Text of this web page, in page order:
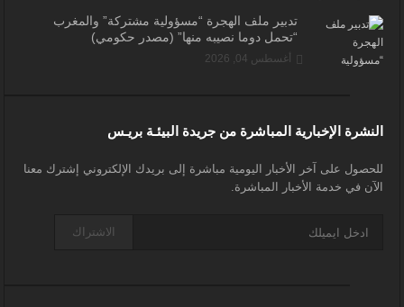
تدبير ملف الهجرة “مسؤولية مشتركة” والمغرب
“تحمل دوما نصيبه منها” (مصدر حكومي)
أغسطس 04, 2026
النشرة الإخبارية المباشرة من جريدة البيئـة بريـس
للحصول على آخر الأخبار اليومية مباشرة إلى بريدك الإلكتروني إشترك معنا
الآن في خدمة الأخبار المباشرة.
الاشتراك